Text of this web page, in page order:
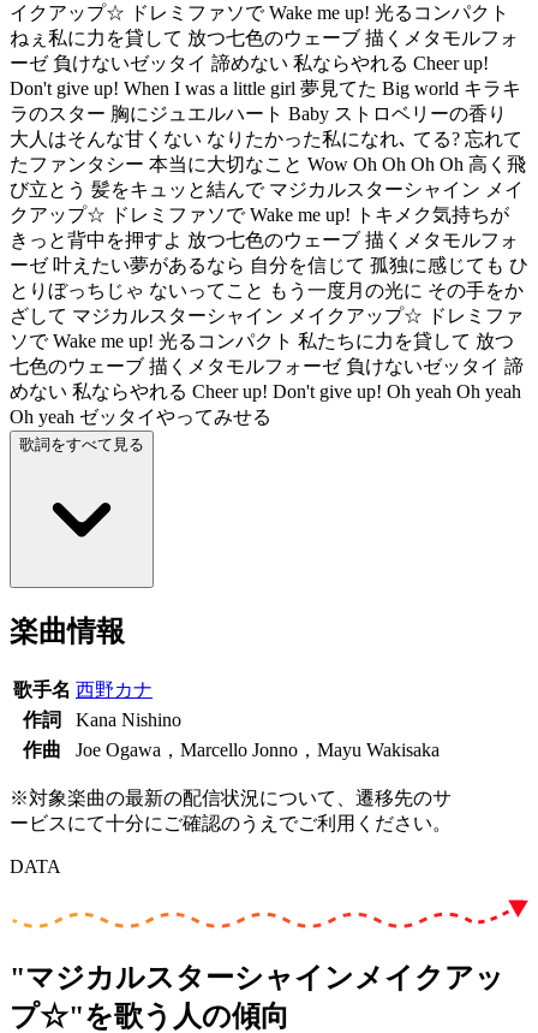
イクアップ☆ ドレミファソで Wake me up! 光るコンパクト
ねぇ私に力を貸して 放つ七色のウェーブ 描くメタモルフォ
ーゼ 負けないゼッタイ 諦めない 私ならやれる Cheer up!
Don't give up! When I was a little girl 夢見てた Big world キラキ
ラのスター 胸にジュエルハート Baby ストロベリーの香り
大人はそんな甘くない なりたかった私になれ､ てる? 忘れて
たファンタシー 本当に大切なこと Wow Oh Oh Oh Oh 高く飛
び立とう 髪をキュッと結んで マジカルスターシャイン メイ
クアップ☆ ドレミファソで Wake me up! トキメク気持ちが
きっと背中を押すよ 放つ七色のウェーブ 描くメタモルフォ
ーゼ 叶えたい夢があるなら 自分を信じて 孤独に感じても ひ
とりぼっちじゃ ないってこと もう一度月の光に その手をか
ざして マジカルスターシャイン メイクアップ☆ ドレミファ
ソで Wake me up! 光るコンパクト 私たちに力を貸して 放つ
七色のウェーブ 描くメタモルフォーゼ 負けないゼッタイ 諦
めない 私ならやれる Cheer up! Don't give up! Oh yeah Oh yeah
Oh yeah ゼッタイやってみせる
歌詞をすべて見る
楽曲情報
歌手名 西野カナ
作詞
Kana Nishino
作曲
Joe Ogawa，Marcello Jonno，Mayu Wakisaka
※対象楽曲の最新の配信状況について、遷移先のサ
ービスにて十分にご確認のうえでご利用ください。
DATA
"マジカルスターシャインメイクアッ
プ☆"を歌う人の傾向